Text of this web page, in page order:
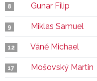
8 Gunar Filip
9 Miklas Samuel
12 Váně Michael
17 Mošovský Martin